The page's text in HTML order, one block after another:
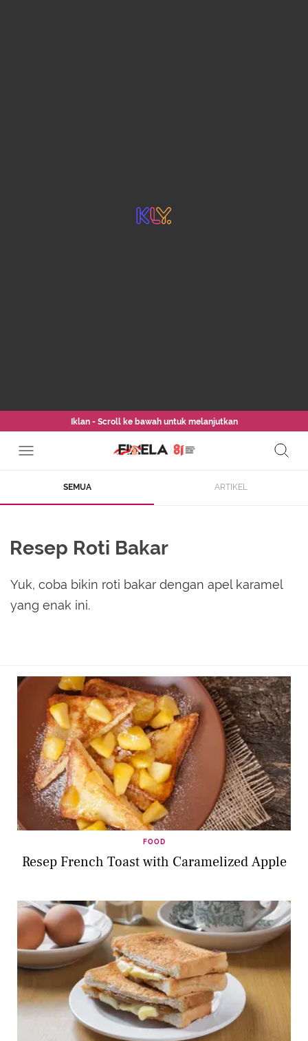
Iklan - Scroll ke bawah untuk melanjutkan
SEMUA ARTIKEL
Resep Roti Bakar
Yuk, coba bikin roti bakar dengan apel karamel
yang enak ini.
FOOD
Resep French Toast with Caramelized Apple